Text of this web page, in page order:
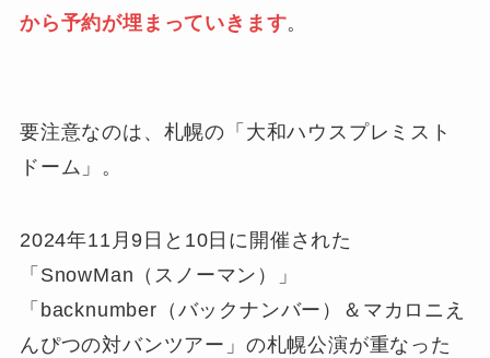
から予約が埋まっていきます。
要注意なのは、札幌の「大和ハウスプレミスト
ドーム」。
2024年11月9日と10日に開催された
「SnowMan（スノーマン）」
「backnumber（バックナンバー）＆マカロニえ
んぴつの対バンツアー」の札幌公演が重なった